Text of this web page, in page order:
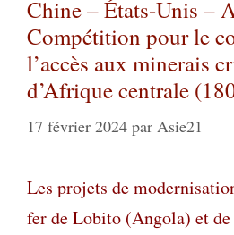
Chine – États-Unis –
Compétition pour le
l’accès aux minerais
d’Afrique centrale
17 février 2024 par Asie21
Les projets de
fer de Lobito (Angola) et